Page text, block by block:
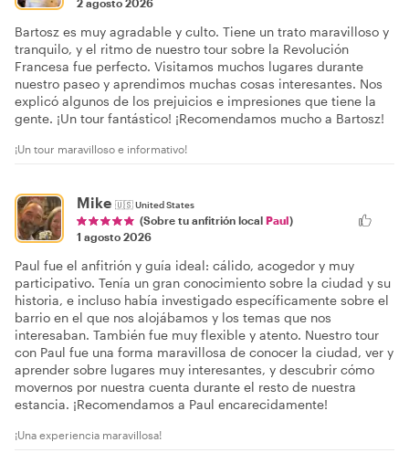
2 agosto 2026
Bartosz es muy agradable y culto. Tiene un trato maravilloso y
tranquilo, y el ritmo de nuestro tour sobre la Revolución
Francesa fue perfecto. Visitamos muchos lugares durante
nuestro paseo y aprendimos muchas cosas interesantes. Nos
explicó algunos de los prejuicios e impresiones que tiene la
gente. ¡Un tour fantástico! ¡Recomendamos mucho a Bartosz!
¡Un tour maravilloso e informativo!
Mike 🇺🇸United States
(Sobre tu anfitrión local Paul)
1 agosto 2026
Paul fue el anfitrión y guía ideal: cálido, acogedor y muy
participativo. Tenía un gran conocimiento sobre la ciudad y su
historia, e incluso había investigado específicamente sobre el
barrio en el que nos alojábamos y los temas que nos
interesaban. También fue muy flexible y atento. Nuestro tour
con Paul fue una forma maravillosa de conocer la ciudad, ver y
aprender sobre lugares muy interesantes, y descubrir cómo
movernos por nuestra cuenta durante el resto de nuestra
estancia. ¡Recomendamos a Paul encarecidamente!
¡Una experiencia maravillosa!